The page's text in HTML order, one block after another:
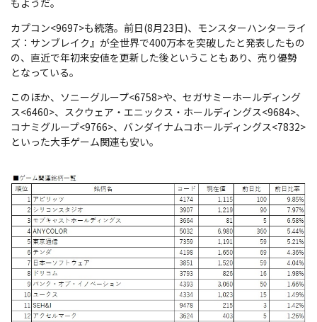
もようだ。
カプコン<9697>も続落。前日(8月23日)、モンスターハンターライ
ズ：サンブレイク』が全世界で400万本を突破したと発表したもの
の、直近で年初来安値を更新した後ということもあり、売り優勢
となっている。
このほか、ソニーグループ<6758>や、セガサミーホールディング
ス<6460>、スクウェア・エニックス・ホールディングス<9684>、
コナミグループ<9766>、バンダイナムコホールディングス<7832>
といった大手ゲーム関連も安い。